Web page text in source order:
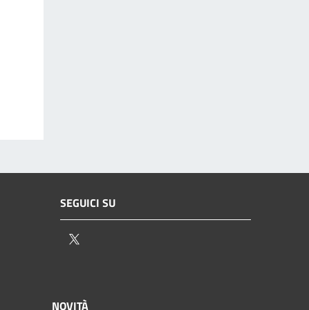
SEGUICI SU
NOVITÀ